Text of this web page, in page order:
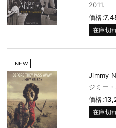
2011.
価格
在庫切
NEW
Jimmy
ジミー
価格
在庫切